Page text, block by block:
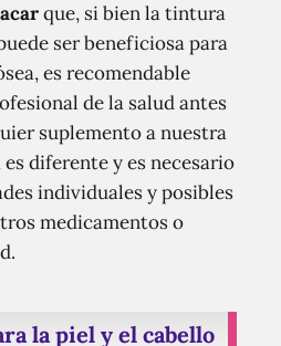
que, si bien la tintura
ser beneficiosa para
es recomendable
de la salud antes
suplemento a nuestra
diferente y es necesario
individuales y posibles
medicamentos o
la piel y el cabello